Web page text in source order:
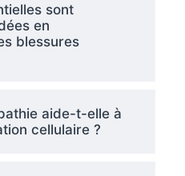
sont
en
blessures
aide-t-elle à
cellulaire ?